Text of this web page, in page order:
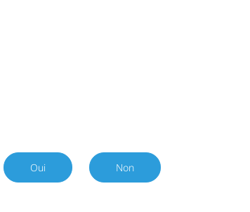
Oui Non